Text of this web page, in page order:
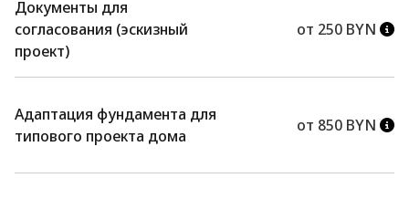
Документы для
согласования (эскизный
проект)
от 250 BYN
Адаптация фундамента для
типового проекта дома
от 850 BYN